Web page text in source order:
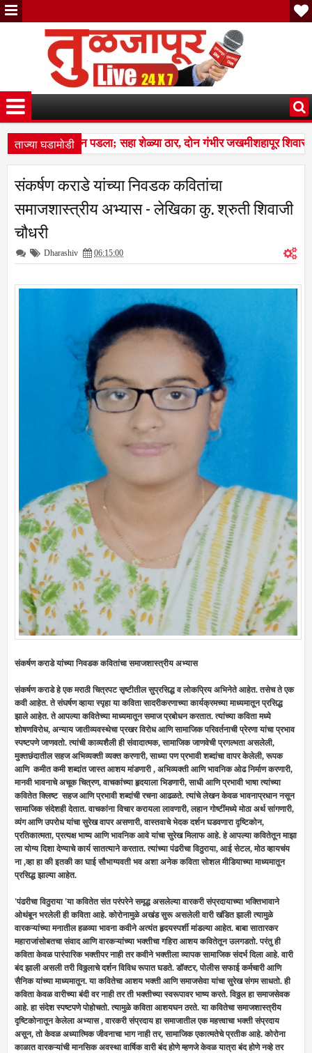
ताज्या घडामोडी
शेळ्यांवर तुटून पडला; सहा शेळ्या ठार, दोन गंभीर जखमीशहापूर
देतो' म्हणत १७ लाखांचा गंडा; तुळजापूर तालुक्यातील दाम्पत्याची आर्थिक
शेळ्यांवर तुटून पडला; सहा शेळ्या ठार, दोन गंभीर जखमीशहापूर
संकर्षण कराडे यांच्या निवडक कवितांचा
समाजशास्त्रीय अभ्यास - लेखिका कु. श्रुती शिवाजी
चौधरी
Dharashiv 06:15:00
संकर्षण कराडे यांच्या निवडक कवितांचा समाजशास्त्रीय अभ्यास
संकर्षण कराडे हे एक मराठी चित्रपट सृष्टीतील सुप्रसिद्ध व लोकप्रिय अभिनेते आहेत. तसेच ते एक
कवी आहेत. ते संघर्षण व्हाया स्पृहा या कविता सादरीकरणाच्या कार्यक्रमच्या माध्यमातून प्रसिद्ध
झाले आहेत. ते आपल्या कवितेच्या माध्यमातून समाज प्रबोधन करतात. त्यांच्या कविता मध्ये
शोषणविरोध, अन्याय जातीव्यवस्थेचा प्रखर विरोध आणि सामाजिक परिवर्तनाची प्रेरणा यांचा प्रभाव
स्पष्टपणे जाणवतो. त्यांची काव्यशैली ही संवादात्मक, सामाजिक जाणवेची प्रगल्भता असलेली,
मुक्तछंदातील सहज अभिव्यक्ती व्यक्त करणारी, साध्या पण प्रभावी शब्दांचा वापर केलेली, रूपक
आणि कमीत कमी शब्दांत जास्त आशय मांडणारी , अभिव्यक्ती आणि भावनिक ओढ निर्माण करणारी,
मानवी भावनाचे अचूक चित्रण, वाचकांच्या हृदयाला भिडणारी, साधी आणि प्रभावी भाषा त्यांच्या
कवितेत क्लिष्ट सहज आणि प्रभावी शब्दांची रचना आढळते. त्यांचे लेखन केवळ भावनाप्रधान नसून
सामाजिक संदेशही देतात. वाचकांना विचार करायला लावणारी, लहान गोष्टींमध्ये मोठा अर्थ सांगणारी,
व्यंग आणि उपरोध यांचा सुरेख वापर असणारी, वास्तवाचे भेदक दर्शन घडवणारा दृष्टिकोन,
प्रतिकात्मता, प्रत्यक्ष भाष्य आणि भावनिक आवे यांचा सुरेख मिलाफ आहे. हे आपल्या कवितेतून माझा
ला योग्य दिशा देण्याचे कार्य सातत्याने करतात. त्यांच्या पंढरीचा विठुराया, आई सेटल, मोठ व्हायचंय
ना ,व्हा हा की इतकी का घाई सौभाग्यवती भव अशा अनेक कविता सोशल मीडियाच्या माध्यमातून
प्रसिद्ध झाल्या आहेत.
'पंढरीचा विठुराया 'या कवितेत संत परंपरेने समृद्ध असलेल्या वारकरी संप्रदायाच्या भक्तिभावाने
ओथंबून भरलेली ही कविता आहे. कोरोनामुळे अखंड सुरू असलेली वारी खंडित झाली त्यामुळे
वारकऱ्यांच्या मनातील हळव्या भावना कवीने अत्यंत हृदयस्पर्शी मांडल्या आहेत. बाबा सातारकर
महाराजांसोबतचा संवाद आणि वारकऱ्यांच्या भक्तीचा गहिरा आशय कवितेतून उलगडतो. परंतु ही
कविता केवळ पारंपारिक भक्तीपर नाही तर कवीने भक्तीला व्यापक सामाजिक संदर्भ दिला आहे. वारी
बंद झाली असली तरी विठ्ठलाचे दर्शन विविध रूपात घडते. डॉक्टर, पोलीस सफाई कर्मचारी आणि
सैनिक यांच्या माध्यमातून. या कवितेचा आशय भक्ती आणि समाजसेवा यांचा सुरेख संगम साधतो. ही
कविता केवळ वारीच्या बंदी वर नाही तर ती भक्तीच्या स्वरूपावर भाष्य करते. विठ्ठल हा समाजसेवक
आहे. हा संदेश स्पष्टपणे पोहोचतो. त्यामुळे कविता आशयघन ठरते. या कवितेचा समाजशास्त्रीय
दृष्टिकोनातून केलेला अभ्यास , वारकरी संप्रदाय हा समाजातील एक महत्त्वाचा भक्ती संप्रदाय
असून, तो केवळ अध्यात्मिक जीवनाचा भाग नाही तर, सामाजिक एकात्मतेचे प्रतीक आहे. कोरोना
काळात वारकऱ्यांची मानसिक अवस्था वार्षिक वारी बंद होणे म्हणजे केवळ यात्रा बंद होणे नव्हे तर